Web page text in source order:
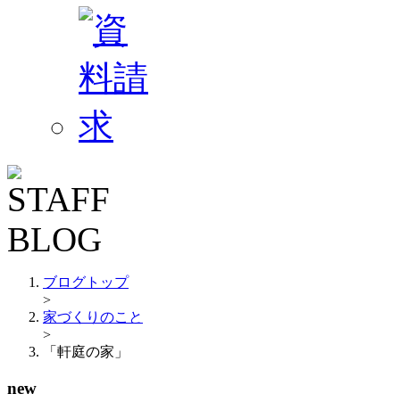
ブログトップ
>
家づくりのこと
>
「軒庭の家」
new